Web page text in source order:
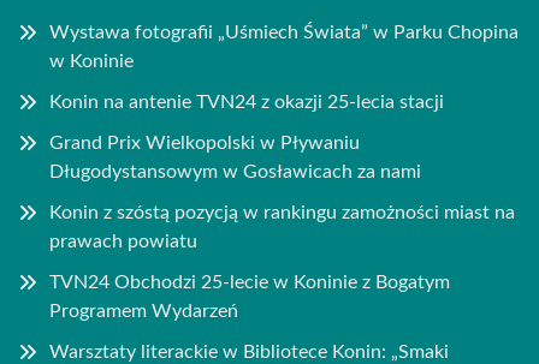
Wystawa fotografii „Uśmiech Świata” w Parku Chopina
w Koninie
Konin na antenie TVN24 z okazji 25-lecia stacji
Grand Prix Wielkopolski w Pływaniu
Długodystansowym w Gosławicach za nami
Konin z szóstą pozycją w rankingu zamożności miast na
prawach powiatu
TVN24 Obchodzi 25-lecie w Koninie z Bogatym
Programem Wydarzeń
Warsztaty literackie w Bibliotece Konin: „Smaki